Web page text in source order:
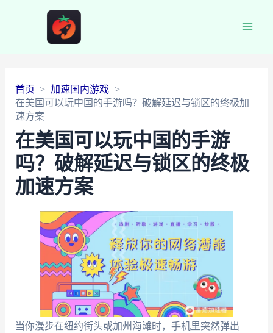
首页
加速国内游戏
在美国可以玩中国的手游吗？破解延迟与锁区的终极加
速方案
在美国可以玩中国的手游
吗？破解延迟与锁区的终极
加速方案
当你漫步在纽约街头或加州海滩时，手机里突然弹出